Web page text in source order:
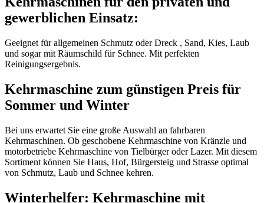
gewerblichen Einsatz:
Geeignet für allgemeinen Schmutz oder Dreck , Sand, Kies, Laub
und sogar mit Räumschild für Schnee. Mit perfekten
Reinigungsergebnis.
Kehrmaschine zum günstigen Preis für
Sommer und Winter
Bei uns erwartet Sie eine große Auswahl an fahrbaren
Kehrmaschinen. Ob geschobene Kehrmaschine von Kränzle und
motorbetriebe Kehrmaschine von Tielbürger oder Lazer. Mit diesem
Sortiment können Sie Haus, Hof, Bürgersteig und Strasse optimal
von Schmutz, Laub und Schnee kehren.
Winterhelfer: Kehrmaschine mit